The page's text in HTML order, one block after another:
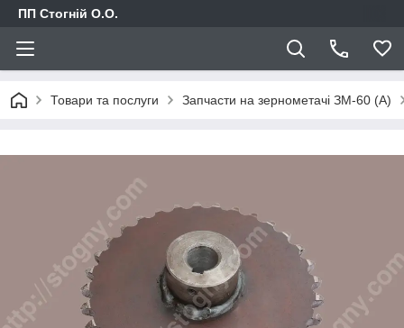
ПП Стогній О.О.
Товари та послуги Запчасти на зернометачі ЗМ-60 (А)